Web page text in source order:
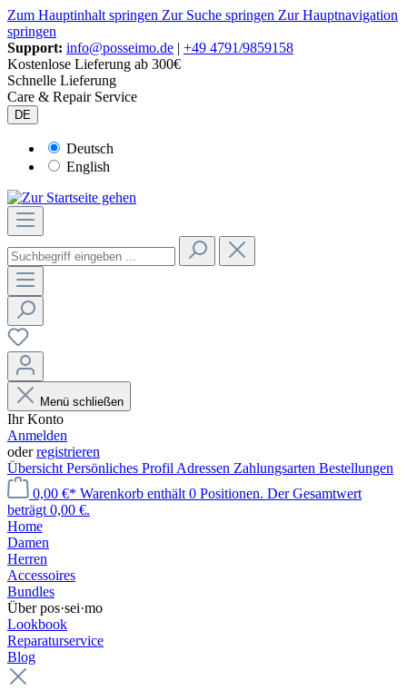
Zum Hauptinhalt springen Zur Suche springen Zur Hauptnavigation
springen
Support: info@posseimo.de | +49 4791/9859158
Kostenlose Lieferung ab 300€
Schnelle Lieferung
Care & Repair Service
DE
Deutsch
English
Menü schließen
Ihr Konto
Anmelden
oderregistrieren
Übersicht Persönliches Profil Adressen Zahlungsarten Bestellungen
0,00 €* Warenkorb enthält 0 Positionen. Der Gesamtwert
beträgt 0,00 €.
Home
Damen
Herren
Accessoires
Bundles
Über pos·sei·mo
Lookbook
Reparaturservice
Blog